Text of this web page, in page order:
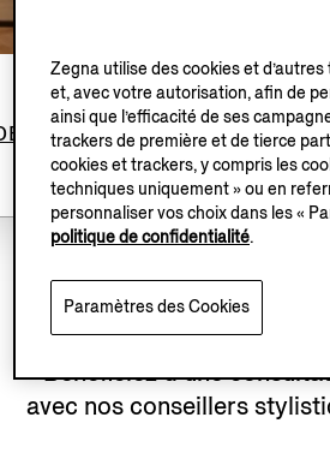
VOUS
Bénéficiez d’une
avec nos conseillers
Zegna utilise des cookies et
et, avec votre autorisation, afin de
ainsi que l’efficacité de ses
trackers de première et de tierce
cookies et trackers, y compris les
techniques uniquement » ou en
personnaliser vos choix dans les «
politique de confidentialité.
Paramètres des Cookies